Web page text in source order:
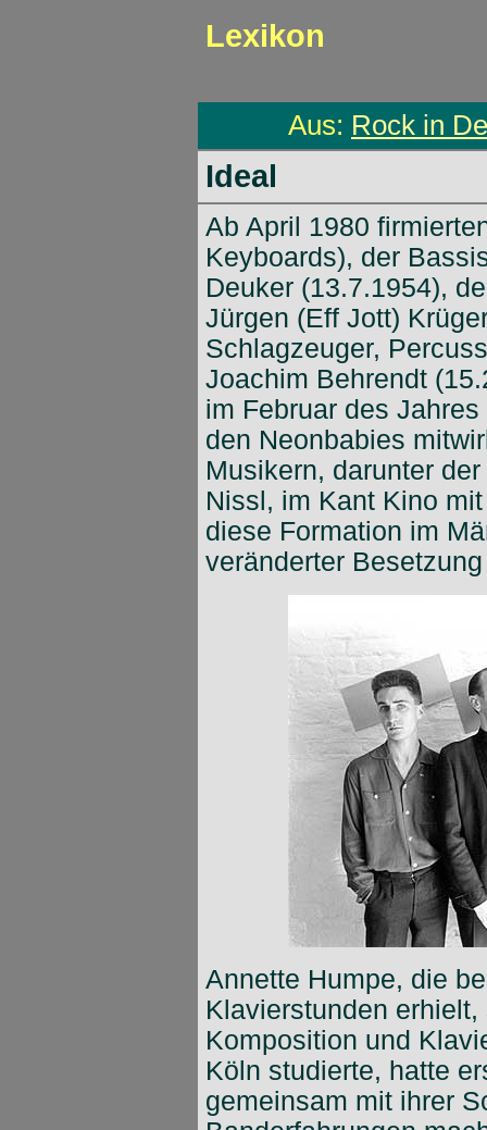
Lexikon
Aus: Rock in
Ideal
Ab April 1980
Keyboards), der
Deuker (13.7.1954),
Jürgen (Eff Jott)
Schlagzeuger,
Joachim Behrendt
im Februar des
den Neonbabies
Musikern, darunter
Nissl, im Kant Kino
diese Formation im
veränderter
Annette Humpe, die
Klavierstunden
Komposition und
Köln studierte, hatte
gemeinsam mit ihrer